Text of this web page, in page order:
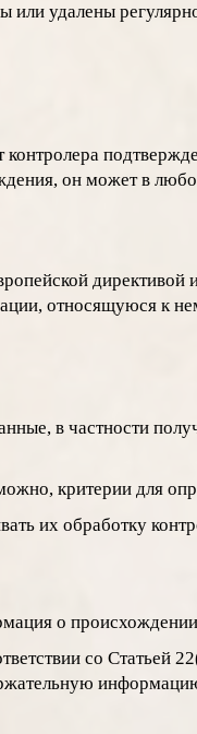
удалены
он может в
директивой
относящуюся к
в частности
критерии для
их обработку
о
со Статьей